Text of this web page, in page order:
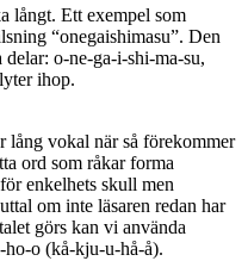
långt. Ett exempel som
“onegaishimasu”. Den
o-ne-ga-i-shi-ma-su,
ihop.
lång vokal när så förekommer
ord som råkar forma
enkelhets skull men
om inte läsaren redan har
görs kan vi använda
o (kå-kju-u-hå-å).